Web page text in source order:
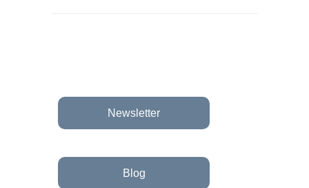
Newsletter
Blog